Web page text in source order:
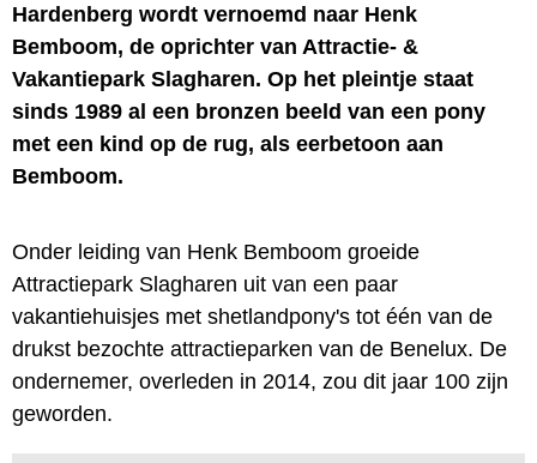
Hardenberg wordt vernoemd naar Henk
Bemboom, de oprichter van Attractie- &
Vakantiepark Slagharen. Op het pleintje staat
sinds 1989 al een bronzen beeld van een pony
met een kind op de rug, als eerbetoon aan
Bemboom.
Onder leiding van Henk Bemboom groeide
Attractiepark Slagharen uit van een paar
vakantiehuisjes met shetlandpony's tot één van de
drukst bezochte attractieparken van de Benelux. De
ondernemer, overleden in 2014, zou dit jaar 100 zijn
geworden.